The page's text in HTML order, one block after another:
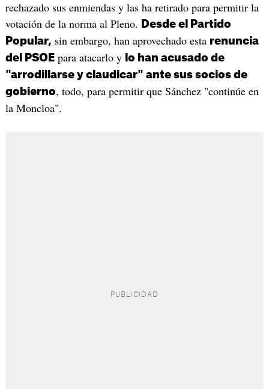
rechazado sus enmiendas y las ha retirado para permitir la
votación de la norma al Pleno.
Desde el Partido
Popular, sin embargo, han aprovechado esta renuncia
del PSOEpara atacarlo y lo han acusado de
"arrodillarse y claudicar" ante sus socios de
gobierno, todo, para permitir que Sánchez "continúe en
la Moncloa".